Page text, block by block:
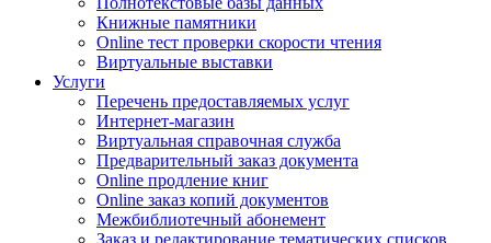
Книжные памятники
Online тест проверки скорости чтения
Виртуальные выставки
Услуги
Перечень предоставляемых услуг
Интернет-магазин
Виртуальная справочная служба
Предварительный заказ документа
Online продление книг
Online заказ копий документов
Межбиблиотечный абонемент
Заказ и редактирование тематических списков